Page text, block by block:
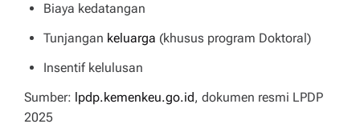
Biaya kedatangan
Tunjangan keluarga (khusus program Doktoral)
Insentif kelulusan
Sumber: lpdp.kemenkeu.go.id, dokumen resmi LPDP
2025